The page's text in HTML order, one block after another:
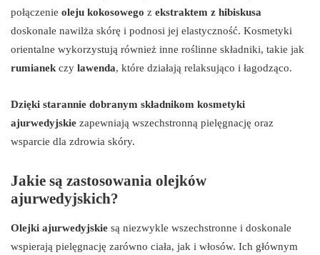
połączenie oleju kokosowego z ekstraktem z hibiskusa
doskonale nawilża skórę i podnosi jej elastyczność. Kosmetyki
orientalne wykorzystują również inne roślinne składniki, takie jak
rumianek czy lawenda, które działają relaksująco i łagodząco.
Dzięki starannie dobranym składnikom kosmetyki
ajurwedyjskie zapewniają wszechstronną pielęgnację oraz
wsparcie dla zdrowia skóry.
Jakie są zastosowania olejków
ajurwedyjskich?
Olejki ajurwedyjskie są niezwykle wszechstronne i doskonale
wspierają pielęgnację zarówno ciała, jak i włosów. Ich głównym